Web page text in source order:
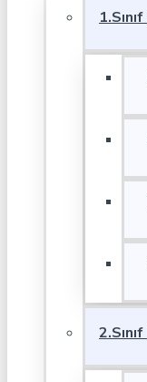
1.Sınıf
2.Sınıf